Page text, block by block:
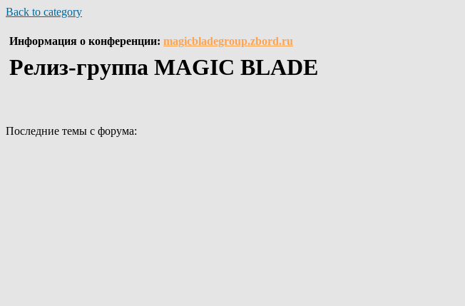
Back to category
Информация о конференции: magicbladegroup.zbord.ru
Релиз-группа MAGIC BLADE
Последние темы с форума: